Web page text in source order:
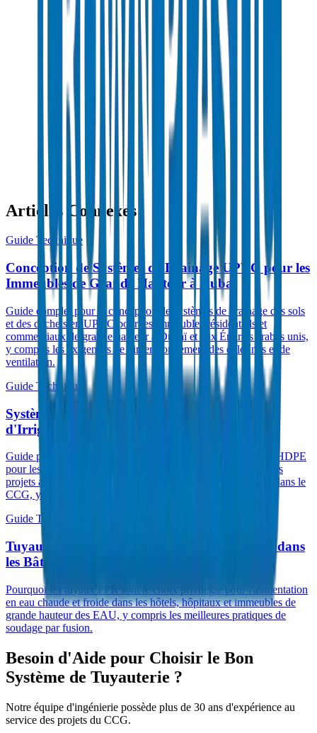
HDPE Pipes / Fittings in Saudi Arabia
Articles Connexes
Guide Technique
Conception de Systèmes de Drainage UPVC pour les
Immeubles de Grande Hauteur à Dubaï
Guide complet pour la conception de systèmes de drainage des sols
et des déchets en UPVC pour les immeubles résidentiels et
commerciaux de grande hauteur à Dubaï et aux Émirats arabes unis,
y compris les exigences de dimensionnement des colonnes et de
ventilation.
Guide Technique
Systèmes de Tuyaux HDPE pour les Projets
d'Irrigation Agricole aux Émirats Arabes Unis
Guide pour la sélection et l'installation de tuyaux d'irrigation HDPE
pour les exploitations agricoles, l'aménagement paysager et les
projets agricoles à grande échelle aux Émirats arabes unis et dans le
CCG, y compris le choix entre PE80 et PE100.
Guide Technique
Tuyaux PPR pour les Systèmes d'Eau Chaude dans
les Bâtiments Commerciaux du CCG
Pourquoi les tuyaux PPR sont le choix privilégié pour l'alimentation
en eau chaude et froide dans les hôtels, hôpitaux et immeubles de
grande hauteur des EAU, y compris les meilleures pratiques de
soudage par fusion.
Besoin d'Aide pour Choisir le Bon
Système de Tuyauterie ?
Notre équipe d'ingénierie possède plus de 30 ans d'expérience au
service des projets du CCG.